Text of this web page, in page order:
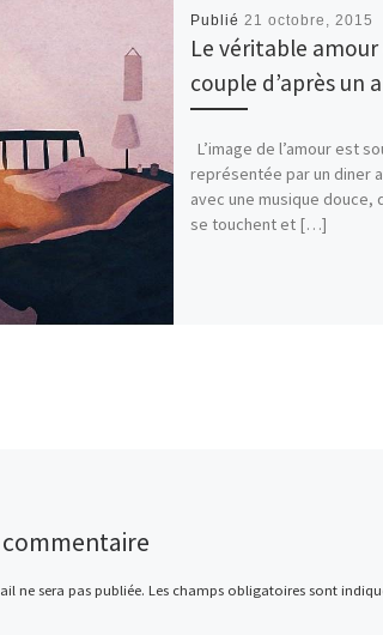
Publié 21 octobre, 2015
Le véritable amour
couple d’après un
L’image de l’amour est
représentée par un diner
avec une musique douce,
se touchent et […]
commentaire
ne sera pas publiée. Les champs obligatoires sont